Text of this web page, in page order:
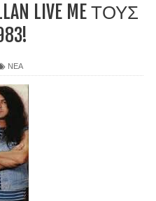
LIVE ME ΤΟΥΣ
ΝΕΑ